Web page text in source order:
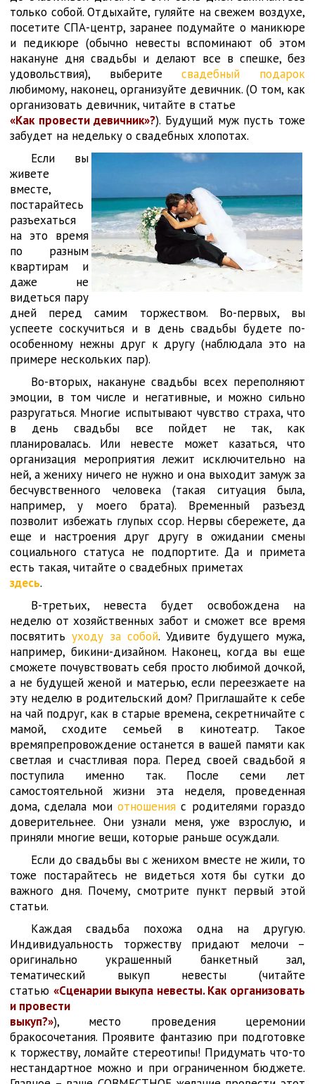
только собой. Отдыхайте, гуляйте на свежем воздухе,
посетите СПА-центр, заранее подумайте о маникюре
и педикюре (обычно невесты вспоминают об этом
накануне дня свадьбы и делают все в спешке, без
удовольствия), выберитесвадебный подарок
любимому, наконец, организуйте девичник. (О том, как
организовать девичник, читайте в статье
«Как провести девичник»?). Будущий муж пусть тоже
забудет на недельку о свадебных хлопотах.
Если вы
живете
вместе,
постарайтесь
разъехаться
на это время
по разным
квартирам и
даже не
видеться пару
дней перед самим торжеством. Во-первых, вы
успеете соскучиться и в день свадьбы будете по-
особенному нежны друг к другу (наблюдала это на
примере нескольких пар).
Во-вторых, накануне свадьбы всех переполняют
эмоции, в том числе и негативные, и можно сильно
разругаться. Многие испытывают чувство страха, что
в день свадьбы все пойдет не так, как
планировалась. Или невесте может казаться, что
организация мероприятия лежит исключительно на
ней, а жениху ничего не нужно и она выходит замуж за
бесчувственного человека (такая ситуация была,
например, у моего брата). Временный разъезд
позволит избежать глупых ссор. Нервы сбережете, да
еще и настроения друг другу в ожидании смены
социального статуса не подпортите. Да и примета
есть такая, читайте о свадебных приметах
здесь.
В-третьих, невеста будет освобождена на
неделю от хозяйственных забот и сможет все время
посвятитьуходу за собой. Удивите будущего мужа,
например, бикини-дизайном. Наконец, когда вы еще
сможете почувствовать себя просто любимой дочкой,
а не будущей женой и матерью, если переезжаете на
эту неделю в родительский дом? Приглашайте к себе
на чай подруг, как в старые времена, секретничайте с
мамой, сходите семьей в кинотеатр. Такое
времяпрепровождение останется в вашей памяти как
светлая и счастливая пора. Перед своей свадьбой я
поступила именно так. После семи лет
самостоятельной жизни эта неделя, проведенная
дома, сделала мои отношения с родителями гораздо
доверительнее. Они узнали меня, уже взрослую, и
приняли многие вещи, которые раньше осуждали.
Если до свадьбы вы с женихом вместе не жили, то
тоже постарайтесь не видеться хотя бы сутки до
важного дня. Почему, смотрите пункт первый этой
статьи.
Каждая свадьба похожа одна на другую.
Индивидуальность торжеству придают мелочи –
оригинально украшенный банкетный зал,
тематический выкуп невесты (читайте
статью «Сценарии выкупа невесты. Как организовать
и провести
выкуп?»), место проведения церемонии
бракосочетания. Проявите фантазию при подготовке
к торжеству, ломайте стереотипы! Придумать что-то
нестандартное можно и при ограниченном бюджете.